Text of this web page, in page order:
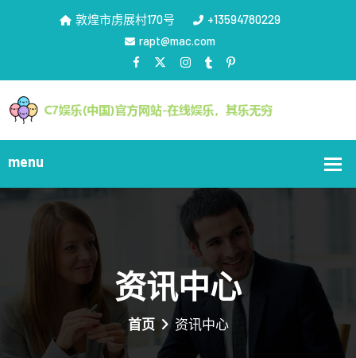
敦煌市虏展村170号
+13594780229
rapt@mac.com
资讯中心
首页 资讯中心